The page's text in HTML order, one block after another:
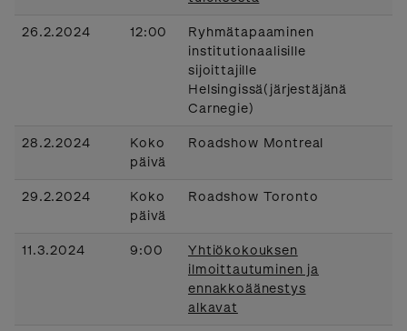
26.2.2024 12:00
Ryhmätapaaminen
institutionaalisille
sijoittajille
Helsingissä(järjestäjänä
Carnegie)
28.2.2024
Koko
päivä
Roadshow Montreal
29.2.2024
Koko
päivä
Roadshow Toronto
11.3.2024 9:00
Yhtiökokouksen
ilmoittautuminen ja
ennakkoäänestys
alkavat